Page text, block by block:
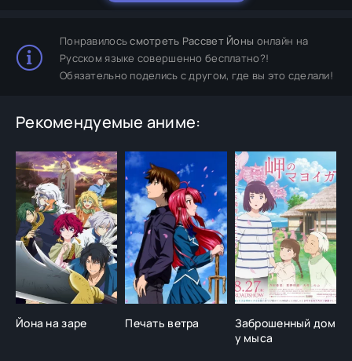
Понравилосьсмотреть Рассвет Йоны онлайн на
Русском языке совершенно бесплатно?!
Обязательно поделись с другом, где вы это сделали!
Рекомендуемые аниме:
Йона на заре Печать ветра
Заброшенный дом
у мыса